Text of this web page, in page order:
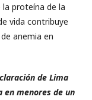
proteína de la
vida contribuye
anemia en
de Lima
en menores de un